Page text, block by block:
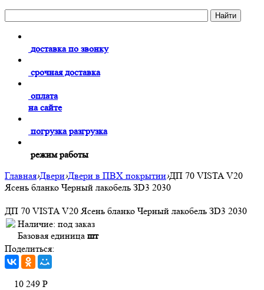
доставка по звонку
срочная доставка
оплата
на сайте
погрузка разгрузка
режим работы
Главная›Двери›Двери в ПВХ покрытии›ДП 70 VISTA V20
Ясень бланко Черный лакобель ЗD3 2030
ДП 70 VISTA V20 Ясень бланко Черный лакобель ЗD3 2030
Наличие: под заказ
Базовая единица шт
Поделиться:
10 249 Р